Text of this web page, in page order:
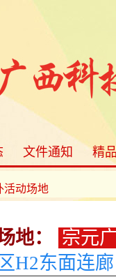
文件通知 精
活动场地
地：
宗元
H2东面连